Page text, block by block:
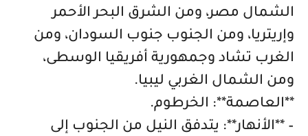
الشمال مصر، ومن الشرق البحر الأحمر
وإريتريا، ومن الجنوب جنوب السودان، ومن
الغرب تشاد وجمهورية أفريقيا الوسطى،
ومن الشمال الغربي ليبيا.
**العاصمة**: الخرطوم.
– **الأنهار**: يتدفق النيل من الجنوب إلى